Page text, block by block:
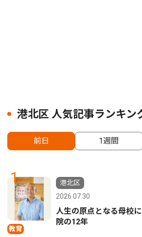
港北区 人気記事ランキン
前日 1週間
1
教育
港北区
2026.07.30
人生の原点となる母校
院の12年